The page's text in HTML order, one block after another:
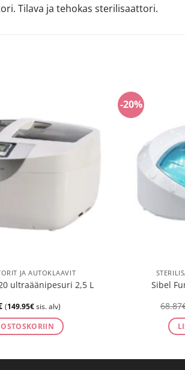
Tilava ja tehokas sterilisaattori.
JA AUTOKLAAVIT
ultraäänipesuri 2,5 L
(149.95€sis. alv)
-20%
Sibel
68.87